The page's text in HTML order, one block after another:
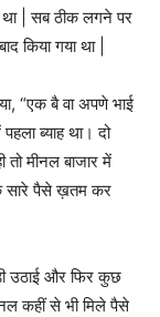
था | सब ठीक लगने पर
किया गया था |
“एक बै वा अपणे भाई
ब्याह था। दो
तो मीनल बाजार में
सारे पैसे ख़तम कर
उठाई और फिर कुछ
कहीं से भी मिले पैसे